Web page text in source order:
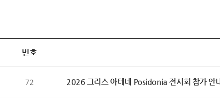
번호
72 2026 그리스 아테네 Posidonia 전시회 참가 안